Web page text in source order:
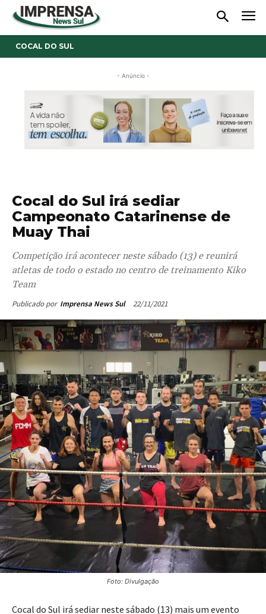
COCAL DO SUL
- Anúncio -
Cocal do Sul irá sediar
Campeonato Catarinense de
Muay Thai
Competição irá acontecer neste sábado (13) e reunirá
atletas de todo o estado no centro de treinamento Kiko
Team
Publicado por Imprensa News Sul 22/11/2021
Foto: Divulgação
Cocal do Sul irá sediar neste sábado (13) mais um evento